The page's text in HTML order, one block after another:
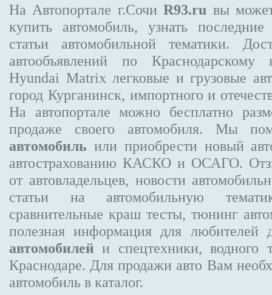
На Автопортале г.СочиR93.ru вы
купить автомобиль, узнать
статьи автомобильной тематики.
автообъявлений по
Hyundai Matrix легковые и грузовые
город Курганинск, импортного и
На автопортале можно бесплатно
продаже своего автомобиля. Мы
автомобиль или приобрести новый
автострахованию КАСКО и ОСАГО.
от автовладельцев, новости
статьи на автомобильную
сравнительные краш тесты, тюнинг
полезная информация для любителей
автомобилей и спецтехники, водного
Краснодаре. Для продажи авто Вам
автомобиль в каталог.